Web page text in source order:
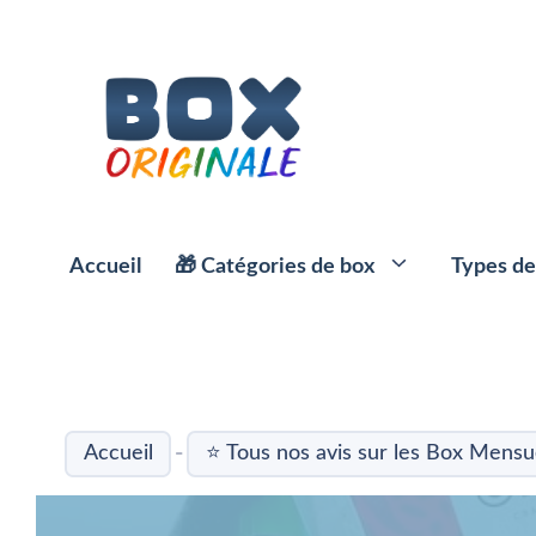
contenu
Accueil 🎁 Catégories de box
🍱 Box et paniers repas 🌱 Box Thé
Types
Accueil - ⭐ Tous nos avis sur les Box